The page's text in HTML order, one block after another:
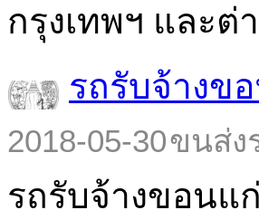
กรุงเทพฯ และต่
รถรับจ้างข
2018-05-30ขนส่ง
รถรับจ้างขอนแ